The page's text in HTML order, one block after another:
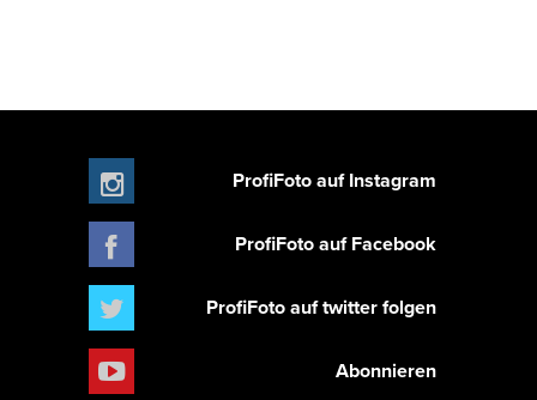
ProfiFoto auf Instagram
ProfiFoto auf Facebook
ProfiFoto auf twitter folgen
Abonnieren